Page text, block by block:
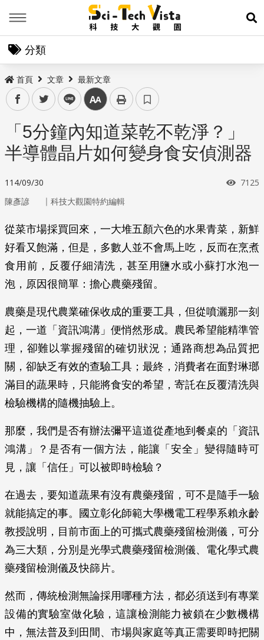
展
分類
首頁 文章 最新文章
facebooktwitter line 中
「5分鐘內知道菜乾不乾淨？」
半導體晶片如何變身食安偵測器
114/09/30 瀏覽
7125
陳彥諺 ｜ 科技大觀園特約編輯
從菜市場採買回來，一大堆五顏六色的水果青菜，新鮮
好看又飽滿，但是，多數人並不會馬上吃，反而在烹煮
食用前，反覆仔細清洗，甚至用鹽水或小蘇打水泡一
泡，原因很簡單：擔心農藥殘留。
農藥是現代農業確保收成的重要工具，但從噴灑那一刻
起，一道「資訊鴻溝」便悄然形成。農民希望能精準管
理，卻難以掌握殘留的確切狀況；通路商想為品質把
關，卻缺乏有效的查驗工具；最終，消費者在面對琳瑯
滿目的蔬果時，只能將食安的希望，寄託在反覆清洗與
檢驗機構的隨機抽驗上。
那麼，我們是否有辦法彌平這道從產地到餐桌的「資訊
鴻溝」？是否有一個方法，能讓「安全」變得隨時可
見，讓「信任」可以被即時檢驗？
在過去，要知道蔬果有沒有農藥殘留，可不是隨手一驗
就能搞定的事。國立彰化師範大學機電工程學系賴永齡
教授說明，目前市面上的可攜式農藥殘留檢測儀，可分
為三大類，分別是光學式農藥殘留檢測儀、電化學式農
藥殘留檢測儀及快篩片。
然而，傳統檢測無論採用哪種方法，都必須送到有專業
設備的實驗室做化驗，這讓檢測能力被鎖在少數機構
中，無法普及到田間、市場與家庭等真正需要即時把關